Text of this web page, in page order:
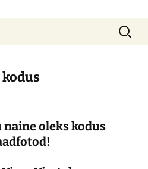
Otsi:
naine oleks kodus